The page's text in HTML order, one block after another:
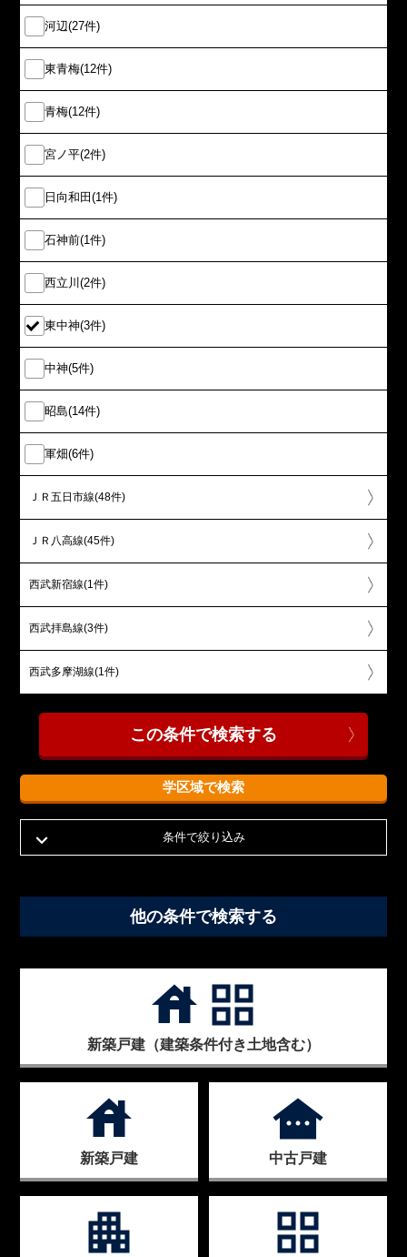
河辺(27件)
東青梅(12件)
青梅(12件)
宮ノ平(2件)
日向和田(1件)
石神前(1件)
西立川(2件)
東中神(3件)
中神(5件)
昭島(14件)
軍畑(6件)
ＪＲ五日市線(48件)
ＪＲ八高線(45件)
西武新宿線(1件)
西武拝島線(3件)
西武多摩湖線(1件)
学区域で検索
条件で絞り込み
他の条件で検索する
house grid_view
新築戸建（建築条件付き土地含む）
house
新築戸建
other_houses
中古戸建
apartment grid_view